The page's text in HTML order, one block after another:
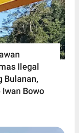
Ilegal
Bulanan,
Bowo